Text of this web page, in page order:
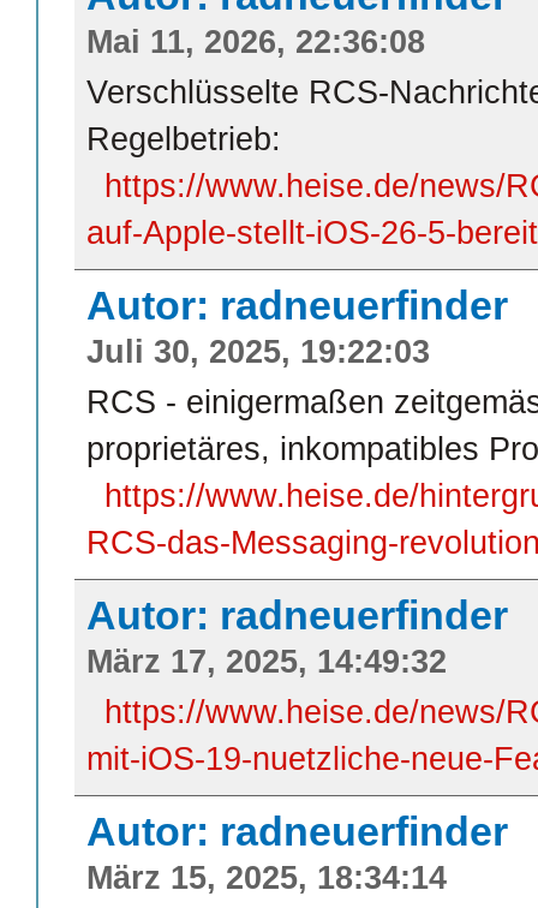
Mai 11, 2026, 22:36:08
Verschlüsselte RCS-
Regelbetrieb:
https://www.heise.de/news/
auf-Apple-stellt-iOS-26-5-
Autor: radneuerfinder
Juli 30, 2025, 19:22:03
RCS - einigermaßen
proprietäres, inkompatibles
https://www.heise.de/
RCS-das-Messaging-
Autor: radneuerfinder
März 17, 2025, 14:49:32
https://www.heise.de/news/
mit-iOS-19-nuetzliche-neue-
Autor: radneuerfinder
März 15, 2025, 18:34:14